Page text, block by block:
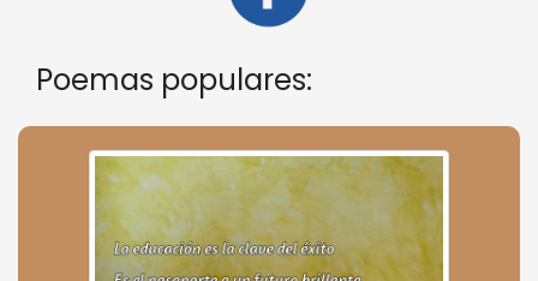
Poemas populares: